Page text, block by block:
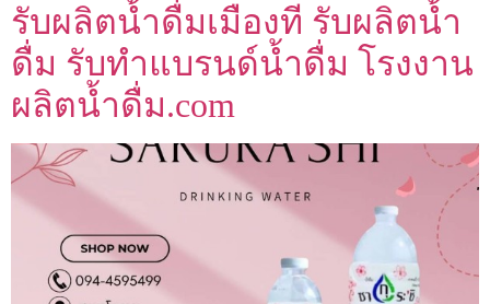
รับผลิตน้ำดื่มเมืองที รับผลิตน้ำ
ดื่ม รับทำแบรนด์น้ำดื่ม โรงงาน
ผลิตน้ำดื่ม.com